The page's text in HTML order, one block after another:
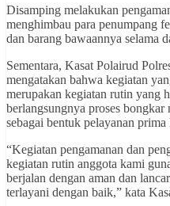
Disamping melakukan
menghimbau para penumpang
dan barang bawaannya selama
Sementara, Kasat Polairud
mengatakan bahwa kegiatan
merupakan kegiatan rutin yang
berlangsungnya proses bongkar
sebagai bentuk pelayanan
“Kegiatan pengamanan dan
kegiatan rutin anggota kami
berjalan dengan aman dan
terlayani dengan baik,” kata